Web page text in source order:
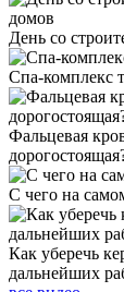
День со
Спа-комплекс
Фальцевая
С чего на
Как уберечь
дальнейших